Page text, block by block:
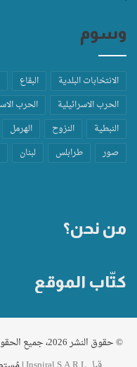
وسوم
الانتخابات البلدية البقاع
الحرب الاسرائيلية
الحرب
النبطية
النزوح الهرمل
صور
طرابلس لبنان
من نحن؟
كتّاب الموقع
© حقوق النشر 2026، جميع الحقوق محفوظة مناطق .نت |